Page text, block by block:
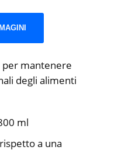
per mantenere
degli alimenti
ml
a una